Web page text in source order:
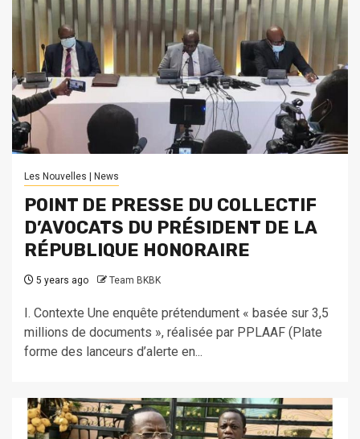
Les Nouvelles | News
POINT DE PRESSE DU COLLECTIF
D’AVOCATS DU PRÉSIDENT DE LA
RÉPUBLIQUE HONORAIRE
5 years ago Team BKBK
I. Contexte Une enquête prétendument « basée sur 3,5
millions de documents », réalisée par PPLAAF (Plate
forme des lanceurs d’alerte en...